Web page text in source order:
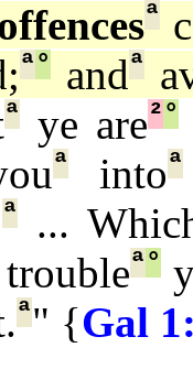
ª
ª°andª
ªye are²°
ª intoª
ª
...
ª°
ª" {Gal